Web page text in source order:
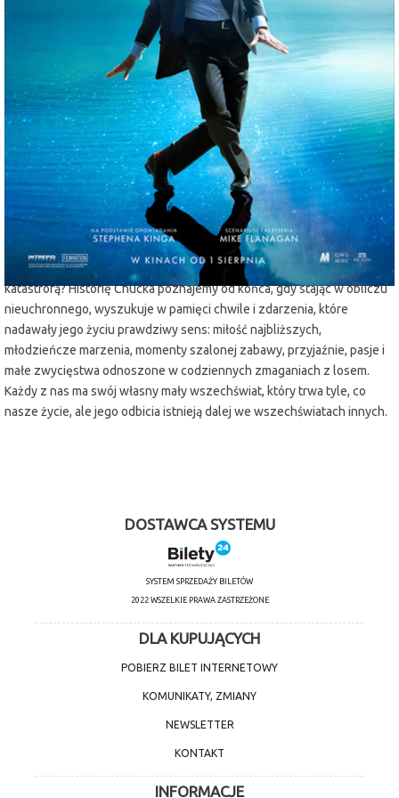
Armii Krajowej 1
09.08.2025, g. 19:15
Info
Opis wydarzenia:
Ekranizacja opowiadania Stephena Kinga („Zielona mila”, „Skazani na
Shawshank”). U progu końca świata Marty i Felicia próbują odbudować
swoją relację i odkryć kim jest tajemniczy Chuck Krantz, którego
uśmiechniętą twarz widzą na wszechobecnych billboardach. Czy jego
los splata się jakoś z ich losem i jaki ma związek ze zbliżającą się
katastrofą? Historię Chucka poznajemy od końca, gdy stając w obliczu
nieuchronnego, wyszukuje w pamięci chwile i zdarzenia, które
nadawały jego życiu prawdziwy sens: miłość najbliższych,
młodzieńcze marzenia, momenty szalonej zabawy, przyjaźnie, pasje i
małe zwycięstwa odnoszone w codziennych zmaganiach z losem.
Każdy z nas ma swój własny mały wszechświat, który trwa tyle, co
nasze życie, ale jego odbicia istnieją dalej we wszechświatach innych.
DOSTAWCA SYSTEMU
SYSTEM SPRZEDAŻY BILETÓW
2022 WSZELKIE PRAWA ZASTRZEŻONE
DLA KUPUJĄCYCH
POBIERZ BILET INTERNETOWY
KOMUNIKATY, ZMIANY
NEWSLETTER
KONTAKT
INFORMACJE